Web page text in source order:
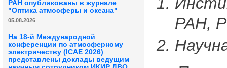
РАН опубликованы в журнале
"Оптика атмосферы и океана"
05.08.2026
На 18-й Международной
конференции по атмосферному
электричеству (ICAE 2026)
представлены доклады ведущим
РАН,